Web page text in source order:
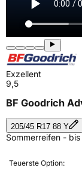
Exzellent
9,5
BF Goodrich
205/45 R17 88 Y
Sommerreifen -
Teuerste Option: